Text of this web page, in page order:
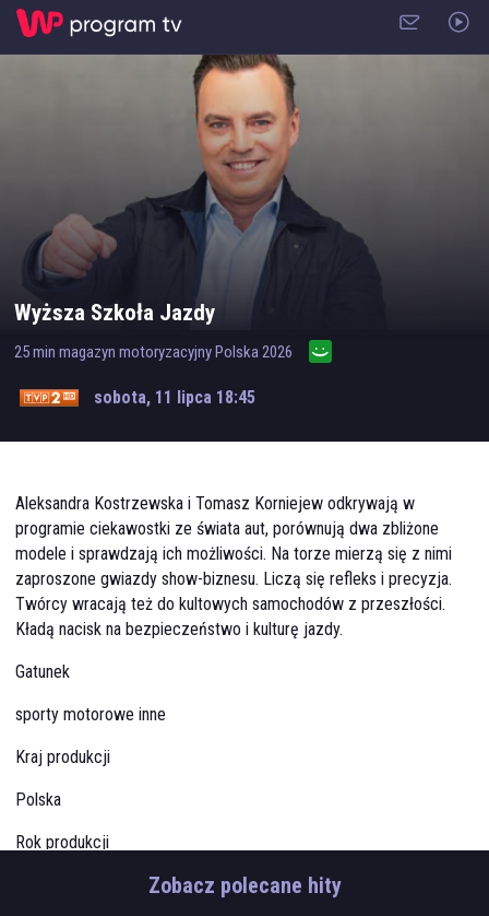
Wyższa Szkoła Jazdy
25min magazyn motoryzacyjnyPolska2026
sobota, 11 lipca 18:45
Aleksandra Kostrzewska i Tomasz Korniejew odkrywają w
programie ciekawostki ze świata aut, porównują dwa zbliżone
modele i sprawdzają ich możliwości. Na torze mierzą się z nimi
zaproszone gwiazdy show-biznesu. Liczą się refleks i precyzja.
Twórcy wracają też do kultowych samochodów z przeszłości.
Kładą nacisk na bezpieczeństwo i kulturę jazdy.
Gatunek
sporty motorowe inne
Kraj produkcji
Polska
Rok produkcji
Zobacz polecane hity